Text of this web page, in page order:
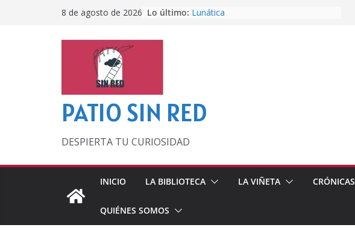
8 de agosto de 2026 Lo último: Lunática
PATIO SIN RED
DESPIERTA TU CURIOSIDAD
INICIO LA BIBLIOTECA LA VIÑETA CRÓNICAS
QUIÉNES SOMOS